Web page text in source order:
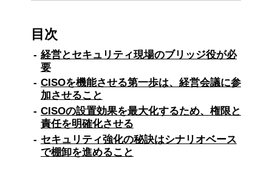
目次
経営とセキュリティ現場のブリッジ役が必
要
CISOを機能させる第一歩は、経営会議に参
加させること
CISOの設置効果を最大化するため、権限と
責任を明確化させる
セキュリティ強化の秘訣はシナリオベース
で棚卸を進めること